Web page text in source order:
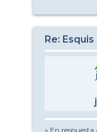
Re:
» En respuesta